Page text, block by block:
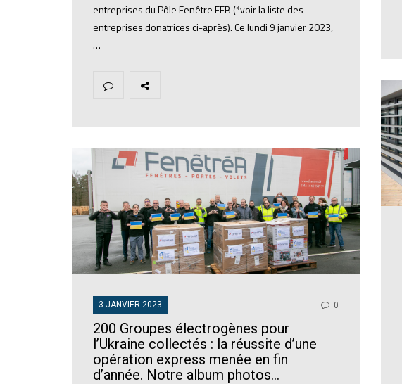
entreprises du Pôle Fenêtre FFB (*voir la liste des
entreprises donatrices ci-après). Ce lundi 9 janvier 2023,
…
3 JANVIER 2023 0
200 Groupes électrogènes pour
l’Ukraine collectés : la réussite d’une
opération express menée en fin
d’année. Notre album photos…